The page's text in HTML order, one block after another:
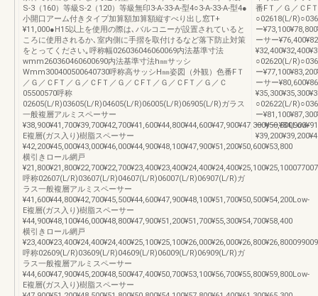
S-3（160）等級S-2（120）等級無印3-A-33-A-型4○3-A-33-A-型4●
小開口アーム付きタイプ加算額加算額縦すべり出し窓T+
¥11,000●H15以上を使用の際は､バルコニーが設置されていると
ころに使用されるか､室内側に手摺を取付けるなど落下防止対策
をとってください｡呼称幅026036046060069内法基準寸法
wmm260360460600690内法基準寸法h㎜サッシ
Wmm300400500640730呼称高サッシH㎜姿図（外観）色番FＴ
／Ｇ／ＣFＴ／Ｇ／ＣFＴ／Ｇ／ＣFＴ／Ｇ／ＣFＴ／Ｇ／Ｃ
05500570呼称
02605(L/R)03605(L/R)04605(L/R)06005(L/R)06905(L/R)ガラス
一般複層アルミスペーサー
¥38,900¥41,700¥39,700¥42,700¥41,600¥44,800¥44,600¥47,900¥47,300¥50,500Low-
E複層(ガス入り)樹脂スペーサー
¥42,200¥45,000¥43,000¥46,000¥44,900¥48,100¥47,900¥51,200¥50,600¥53,800
横引きロール網戸
呼称02607(L/R)03607(L/R)04607(L/R)06007(L/R)06907(L/R)ガ
ラス一般複層アルミスペーサー
¥41,600¥44,800¥42,700¥45,500¥44,600¥47,900¥48,100¥51,700¥50,500¥54,200Low-
E複層(ガス入り)樹脂スペーサー
¥44,900¥48,100¥46,000¥48,800¥47,900¥51,200¥51,700¥55,300¥54,700¥58,400
横引きロール網戸
呼称02609(L/R)03609(L/R)04609(L/R)06009(L/R)06909(L/R)ガ
ラス一般複層アルミスペーサー
¥44,600¥47,900¥45,200¥48,500¥47,400¥50,700¥53,100¥56,700¥55,800¥59,800Low-
E複層(ガス入り)樹脂スペーサー
番FＴ／Ｇ／ＣF
○02618(L/
ー
ーサー
○02620(L/
ー
ーサー
○02622(L/
ー
ーサー